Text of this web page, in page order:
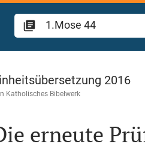
44 2016
Katholisches Bibelwerk
erneute